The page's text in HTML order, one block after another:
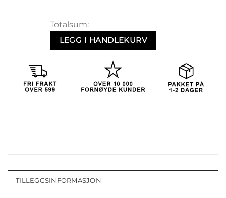
Totalsum:
LEGG I HANDLEKURV
TILLEGGSINFORMASJON